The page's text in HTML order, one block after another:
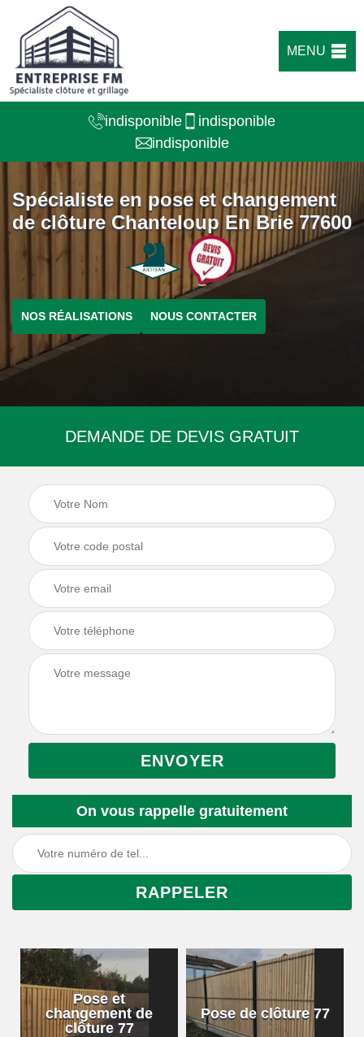
MENU
indisponible
indisponible
indisponible
Spécialiste en pose et changement
de clôture Chanteloup En Brie 77600
NOS RÉALISATIONS NOUS CONTACTER
DEMANDE DE DEVIS GRATUIT
On vous rappelle gratuitement
Pose et
changement de
clôture 77
Pose de clôture 77